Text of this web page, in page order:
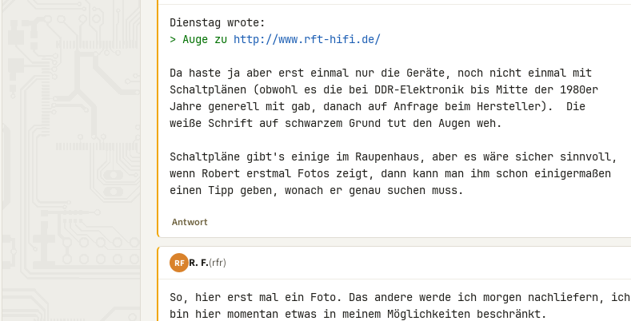
> Auge zu http://www.rft-hifi.de/
Da haste ja aber erst einmal nur die Geräte, noch nicht einmal mit
Schaltplänen (obwohl es die bei DDR-Elektronik bis Mitte der 1980er
Jahre generell mit gab, danach auf Anfrage beim Hersteller).  Die
weiße Schrift auf schwarzem Grund tut den Augen weh.
Schaltpläne gibt's einige im Raupenhaus, aber es wäre sicher sinnvoll,
wenn Robert erstmal Fotos zeigt, dann kann man ihm schon einigermaßen
einen Tipp geben, wonach er genau suchen muss.
Antwort
RF R. F.(rfr)
So, hier erst mal ein Foto. Das andere werde ich morgen nachliefern, ich
bin hier momentan etwas in meinem Möglichkeiten beschränkt.